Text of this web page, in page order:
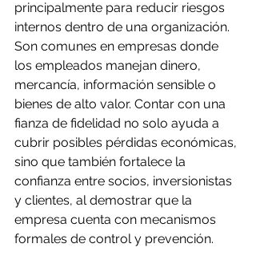
principalmente para reducir riesgos
internos dentro de una organización.
Son comunes en empresas donde
los empleados manejan dinero,
mercancía, información sensible o
bienes de alto valor. Contar con una
fianza de fidelidad no solo ayuda a
cubrir posibles pérdidas económicas,
sino que también fortalece la
confianza entre socios, inversionistas
y clientes, al demostrar que la
empresa cuenta con mecanismos
formales de control y prevención.